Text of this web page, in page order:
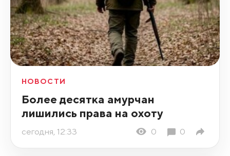
НОВОСТИ
Более десятка амурчан
лишились права на охоту
сегодня, 12:33 0 0